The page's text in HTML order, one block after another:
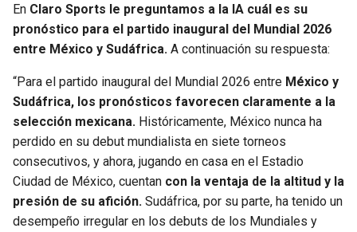
En Claro Sports le preguntamos a la IA cuál es su
pronóstico para el partido inaugural del Mundial 2026
entre México y Sudáfrica. A continuación su respuesta:
“Para el partido inaugural del Mundial 2026 entre México y
Sudáfrica, los pronósticos favorecen claramente a la
selección mexicana. Históricamente, México nunca ha
perdido en su debut mundialista en siete torneos
consecutivos, y ahora, jugando en casa en el Estadio
Ciudad de México, cuentan con la ventaja de la altitud y la
presión de su afición. Sudáfrica, por su parte, ha tenido un
desempeño irregular en los debuts de los Mundiales y